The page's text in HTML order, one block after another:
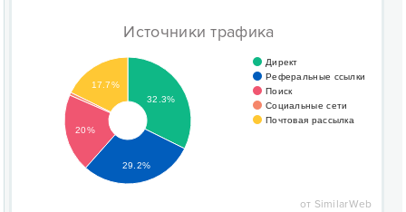
Источники трафика
Директ
Реферальные ссылки
Поиск
Социальные сети
Почтовая рассылка
32.3%
17.7%
20%
29.2%
от SimilarWeb